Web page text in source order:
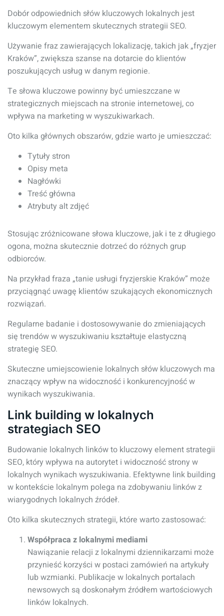
Dobór odpowiednich słów kluczowych lokalnych jest
kluczowym elementem skutecznych strategii SEO.
Używanie fraz zawierających lokalizację, takich jak „fryzjer
Kraków”, zwiększa szanse na dotarcie do klientów
poszukujących usług w danym regionie.
Te słowa kluczowe powinny być umieszczane w
strategicznych miejscach na stronie internetowej, co
wpływa na marketing w wyszukiwarkach.
Oto kilka głównych obszarów, gdzie warto je umieszczać:
Tytuły stron
Opisy meta
Nagłówki
Treść główna
Atrybuty alt zdjęć
Stosując zróżnicowane słowa kluczowe, jak i te z długiego
ogona, można skutecznie dotrzeć do różnych grup
odbiorców.
Na przykład fraza „tanie usługi fryzjerskie Kraków” może
przyciągnąć uwagę klientów szukających ekonomicznych
rozwiązań.
Regularne badanie i dostosowywanie do zmieniających
się trendów w wyszukiwaniu kształtuje elastyczną
strategię SEO.
Skuteczne umiejscowienie lokalnych słów kluczowych ma
znaczący wpływ na widoczność i konkurencyjność w
wynikach wyszukiwania.
Link building w lokalnych
strategiach SEO
Budowanie lokalnych linków to kluczowy element strategii
SEO, który wpływa na autorytet i widoczność strony w
lokalnych wynikach wyszukiwania. Efektywne link building
w kontekście lokalnym polega na zdobywaniu linków z
wiarygodnych lokalnych źródeł.
Oto kilka skutecznych strategii, które warto zastosować:
Współpraca z lokalnymi mediami
Nawiązanie relacji z lokalnymi dziennikarzami może
przynieść korzyści w postaci zamówień na artykuły
lub wzmianki. Publikacje w lokalnych portalach
newsowych są doskonałym źródłem wartościowych
linków lokalnych.